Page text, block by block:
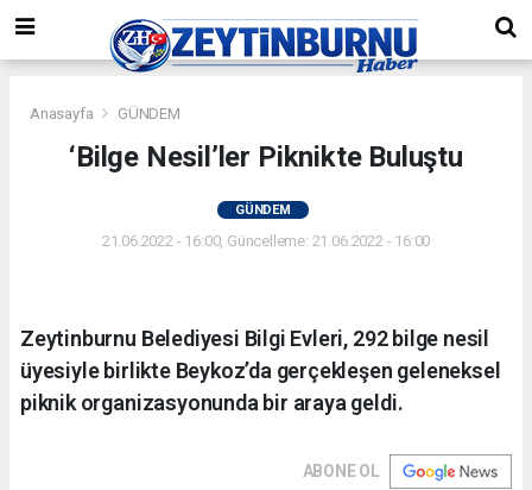
Anasayfa GÜNDEM
‘Bilge Nesil’ler Piknikte Buluştu
GÜNDEM
21.06.2022 - 16:00, Güncelleme: 21.06.2022 - 16:00
Zeytinburnu Belediyesi Bilgi Evleri, 292 bilge nesil
üyesiyle birlikte Beykoz’da gerçekleşen geleneksel
piknik organizasyonunda bir araya geldi.
ABONE OL